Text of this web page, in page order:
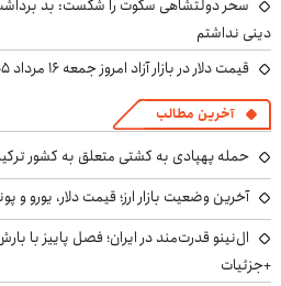
سحر دولتشاهی سکوت را شکست: بد
دینی نداشتم
قیمت دلار در بازار آزاد امروز جمعه ۱۶ مرداد ۱۴۰۵/ قیمت‌ها ریخت؟ +جدول
آخرین مطالب
حمله پهپادی به کشتی متعلق به کشور
آخرین وضعیت بازار ارز؛ قیمت دلار، یورو و پوند جمعه ۱۶
ال‌نینو قدرت‌مند در ایران؛ فصل پاییز با
+جزئیات